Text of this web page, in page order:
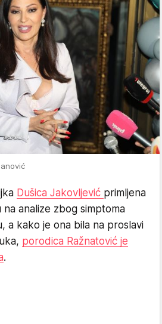
Dušica Jakovljević primljena
analize zbog simptoma
a kako je ona bila na proslavi
porodica Ražnatović je
.